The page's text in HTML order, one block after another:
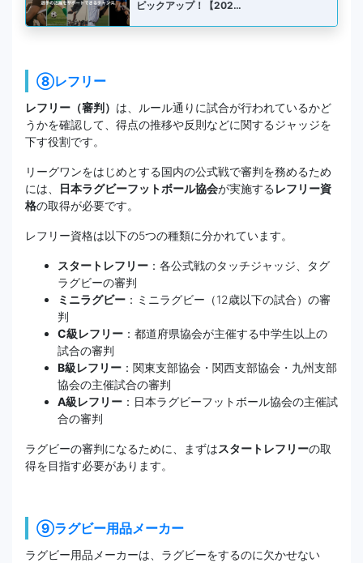
ピックアップ！【202…
⑧レフリー
レフリー（審判） は、ルール通りに試合が行われているかど
うかを確認して、得点の推移や反則などに関するジャッジを
下す役割です。
リーグワンをはじめとする国内の公式戦で審判を務めるため
には、
日本ラグビーフットボール協会が実施する レフリー資
格の取得が必要です。
レフリー資格は以下の5つの種類に分かれています。
スタートレフリー ：各公式戦のタッチジャッジ、タグ
ラグビーの審判
ミニラグビー ：ミニラグビー（12歳以下の試合）の審
判
C級レフリー ：都道府県協会が主催する中学生以上の
試合の審判
B級レフリー ：関東支部協会・関西支部協会・九州支部
協会の主催試合の審判
A級レフリー ：日本ラグビーフットボール協会の主催試
合の審判
ラグビーの審判になるために、まずはスタートレフリーの取
得を目指す必要があります。
⑨ラグビー用品メーカー
ラグビー用品メーカーは、ラグビーをするのに欠かせない